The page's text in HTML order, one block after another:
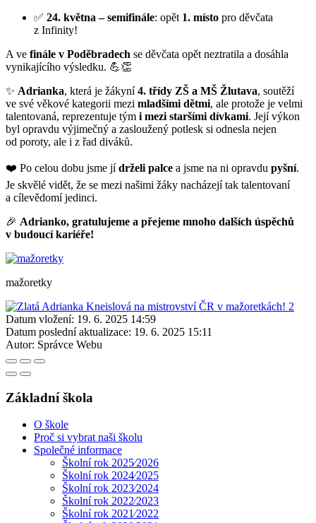
✅ 24. května – semifinále: opět 1. místo pro děvčata
z Infinity!
A ve finále v Poděbradech se děvčata opět neztratila a dosáhla
vynikajícího výsledku. 💪👏
✨ Adrianka, která je žákyní4. třídy ZŠ a MŠ Žlutava, soutěží
ve své věkové kategorii mezi mladšími dětmi, ale protože je velmi
talentovaná, reprezentuje tým i mezi staršími dívkami. Její výkon
byl opravdu výjimečný a zasloužený potlesk si odnesla nejen
od poroty, ale i z řad diváků.
❤️ Po celou dobu jsme jídrželi palce a jsme na ni opravdu pyšní.
Je skvělé vidět, že se mezi našimi žáky nacházejí tak talentovaní
a cílevědomí jedinci.
🎉 Adrianko, gratulujeme a přejeme mnoho dalších úspěchů
v budoucí kariéře!
mažoretky
Datum vložení: 19. 6. 2025 14:59
Datum poslední aktualizace: 19. 6. 2025 15:11
Autor: Správce Webu
Základní škola
O škole
Proč si vybrat naši školu
Společné informace
Školní rok 2025⁄2026
Školní rok 2024⁄2025
Školní rok 2023⁄2024
Školní rok 2022⁄2023
Školní rok 2021⁄2022